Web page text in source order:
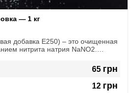
— 1 кг
добавка Е250) – это очищенная
нитрита натрия NaNO2.
продуктов
65 грн
12 грн